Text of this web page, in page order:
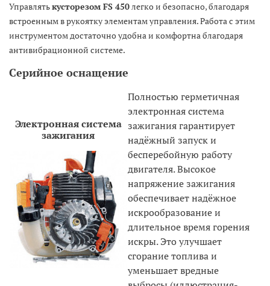
Управлятькусторезом FS 450легко и безопасно, благодаря
встроенным в рукоятку элементам управления. Работа с этим
инструментом достаточно удобна и комфортна благодаря
антивибрационной системе.
Серийное оснащение
Электронная система
зажигания
Полностью герметичная
электронная система
зажигания гарантирует
надёжный запуск и
бесперебойную работу
двигателя. Высокое
напряжение зажигания
обеспечивает надёжное
искрообразование и
длительное время горения
искры. Это улучшает
сгорание топлива и
уменьшает вредные